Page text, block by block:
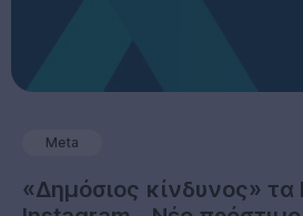
Meta
«Δημόσιος κίνδυνος» τα